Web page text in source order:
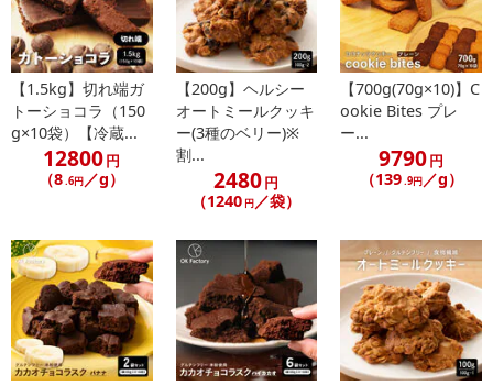
【1.5kg】切れ端ガ
トーショコラ（150
g×10袋）【冷蔵...
12800円
（8 .6円 ／g）
【200g】ヘルシー
オートミールクッキ
ー(3種のベリー)※
割...
2480円
（1240 円 ／袋）
【700g(70g×10)】C
ookie Bites プレ
ー...
9790円
（139 .9円／g）